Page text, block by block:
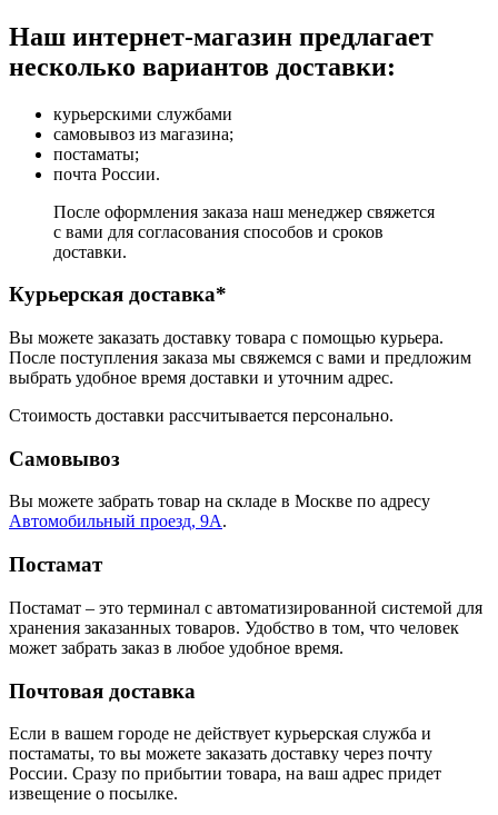
Наш интернет-магазин предлагает
несколько вариантов доставки:
курьерскими службами
самовывоз из магазина;
постаматы;
почта России.
После оформления заказа наш менеджер свяжется
с вами для согласования способов и сроков
доставки.
Курьерская доставка*
Вы можете заказать доставку товара с помощью курьера.
После поступления заказа мы свяжемся с вами и предложим
выбрать удобное время доставки и уточним адрес.
Стоимость доставки рассчитывается персонально.
Самовывоз
Вы можете забрать товар на складе в Москве по адресу
Автомобильный проезд, 9А.
Постамат
Постамат – это терминал с автоматизированной системой для
хранения заказанных товаров. Удобство в том, что человек
может забрать заказ в любое удобное время.
Почтовая доставка
Если в вашем городе не действует курьерская служба и
постаматы, то вы можете заказать доставку через почту
России. Сразу по прибытии товара, на ваш адрес придет
извещение о посылке.